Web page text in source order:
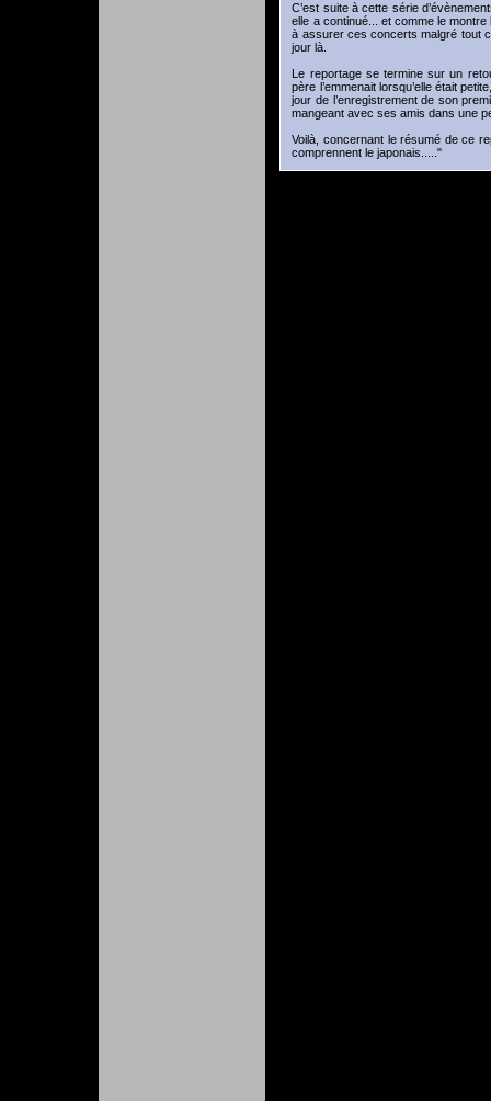
C’est suite à cette série
elle a continué... et comme le
à assurer ces concerts malgré tout
jour là.
Le reportage se termine sur un
père l’emmenait lorsqu’elle était
jour de l’enregistrement de son
mangeant avec ses amis dans une
Voilà, concernant le résumé de ce
comprennent le japonais....."